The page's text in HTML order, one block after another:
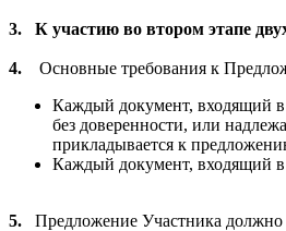
3. К участию во втором этапе
4.
Основные требования к
Каждый документ, входящий в
без доверенности, или
прикладывается к
Каждый документ, входящий в
5.
Предложение Участника должно